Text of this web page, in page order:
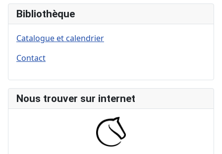
Bibliothèque
Catalogue et calendrier
Contact
Nous trouver sur internet